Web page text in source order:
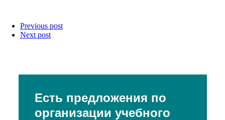
Previous post
Next post
Есть предложения по
организации учебного